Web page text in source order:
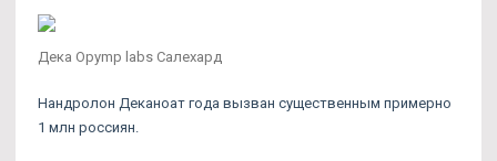
Дека Opymp labs Салехард
Нандролон Деканоат года вызван существенным примерно
1 млн россиян.